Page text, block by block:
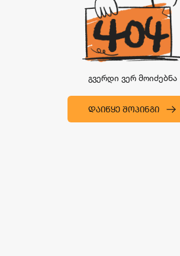
გვერდი ვერ მოიძებნა
ᲓᲐᲘᲬᲧᲔ ᲨᲝᲞᲘᲜᲒᲘ